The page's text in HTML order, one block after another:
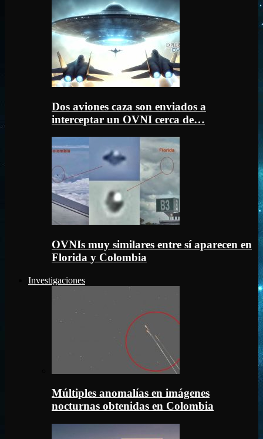
Dos aviones caza son enviados a
interceptar un OVNI cerca de…
OVNIs muy similares entre sí aparecen en
Florida y Colombia
Investigaciones
Múltiples anomalías en imágenes
nocturnas obtenidas en Colombia